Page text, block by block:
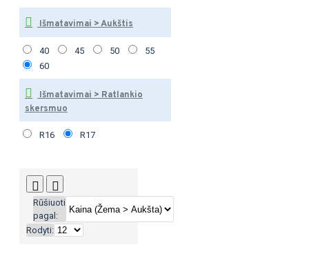
Išmatavimai > Aukštis
40 45 50
55
60
Išmatavimai > Ratlankio
skersmuo
R16 R17
Rūšiuoti
pagal:
Rodyti: